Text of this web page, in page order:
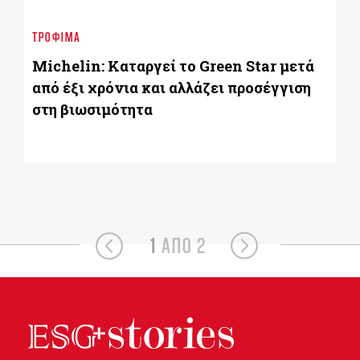
ΤΡΌΦΙΜΑ
Michelin: Καταργεί το Green Star μετά
από έξι χρόνια και αλλάζει προσέγγιση
στη βιωσιμότητα
1 ΑΠΟ 2